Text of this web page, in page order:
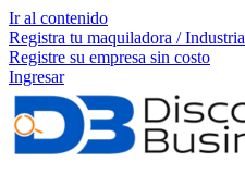
Ir al contenido
Registra tu maquiladora / Industria
Registre su empresa sin costo
Ingresar